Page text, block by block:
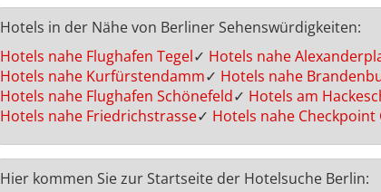
Hotels in der Nähe von Berliner Sehenswürdigkeiten:
Hotels nahe Flughafen Tegel✓ Hotels nahe
Hotels nahe Kurfürstendamm✓ Hotels nahe
Hotels nahe Flughafen Schönefeld✓ Hotels am
Hotels nahe Friedrichstrasse✓ Hotels nahe Checkpoint
Hier kommen Sie zur Startseite der Hotelsuche Berlin: